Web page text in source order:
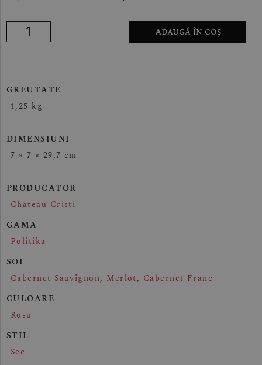
Adaugă în coș
GREUTATE
1,25 kg
DIMENSIUNI
7 × 7 × 29,7 cm
PRODUCATOR
Chateau Cristi
GAMA
Politika
SOI
Cabernet Sauvignon, Merlot, Cabernet Franc
CULOARE
Rosu
STIL
Sec